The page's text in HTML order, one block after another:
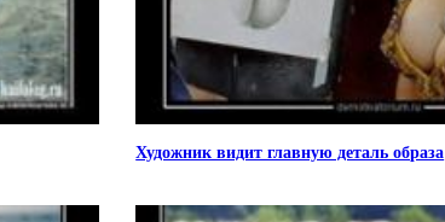
Художник видит главную деталь образа